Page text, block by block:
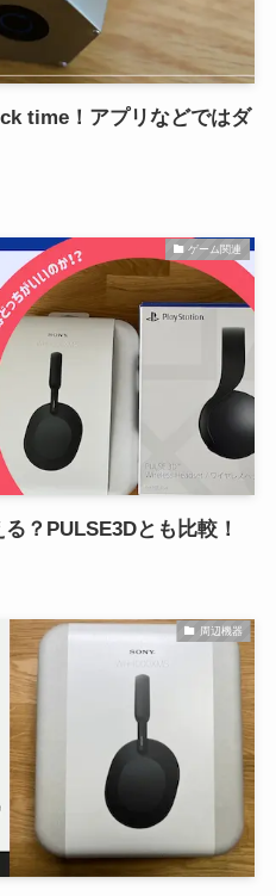
time！アプリなどではダ
ゲーム関連
？PULSE3Dとも比較！
周辺機器